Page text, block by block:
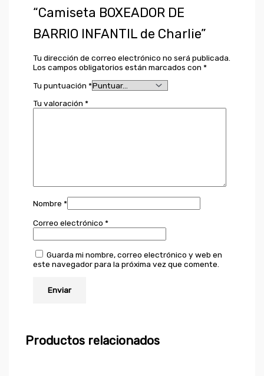
“Camiseta BOXEADOR DE
BARRIO INFANTIL de Charlie”
Tu dirección de correo electrónico no será publicada.
Los campos obligatorios están marcados con*
Tu puntuación*
Tu valoración*
Nombre*
Correo electrónico*
Guarda mi nombre, correo electrónico y web en
este navegador para la próxima vez que comente.
Productos relacionados